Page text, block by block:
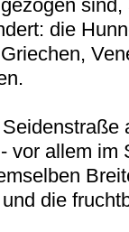
die
vor allem im
die